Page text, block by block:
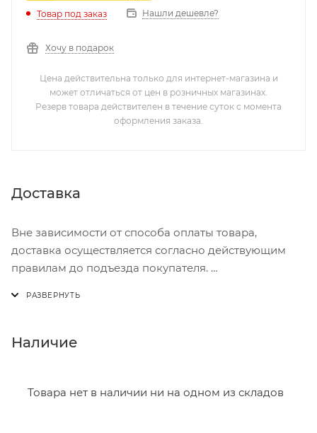
Товар под заказ
Нашли дешевле?
Хочу в подарок
Цена действительна только для интернет-магазина и
может отличаться от цен в розничных магазинах.
Резерв товара действителен в течение суток с момента
оформления заказа.
Доставка
Вне зависимости от способа оплаты товара,
доставка осуществляется согласно действующим
правилам до подъезда покупателя.
В субботу с 8:00 до 15:00
- зоны доставки;
Наличие
Товара нет в наличии ни на одном из складов